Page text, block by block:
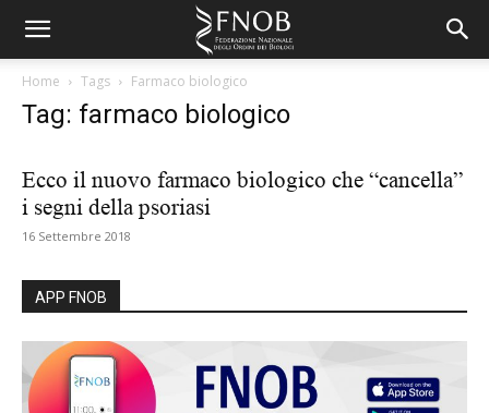
Home Tags Farmaco biologico
Tag: farmaco biologico
Ecco il nuovo farmaco biologico che “cancella”
i segni della psoriasi
16 Settembre 2018
APP FNOB